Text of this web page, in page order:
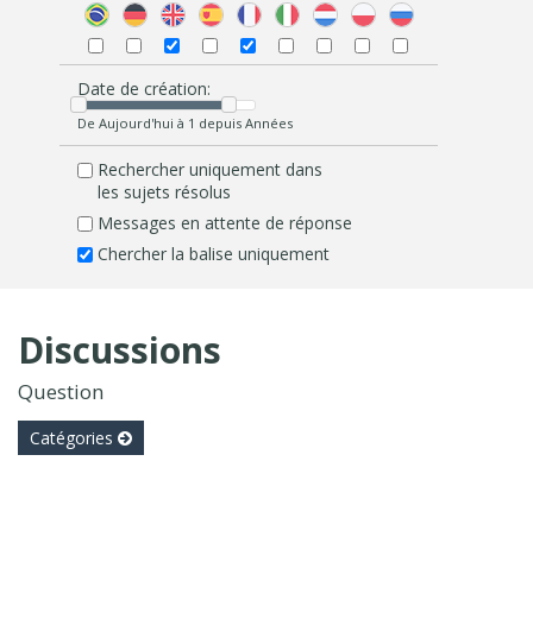
Date de création:
De Aujourd'hui à 1 depuis Années
Rechercher uniquement dans
les sujets résolus
Messages en attente de réponse
Chercher la balise uniquement
Discussions
Question
Catégories